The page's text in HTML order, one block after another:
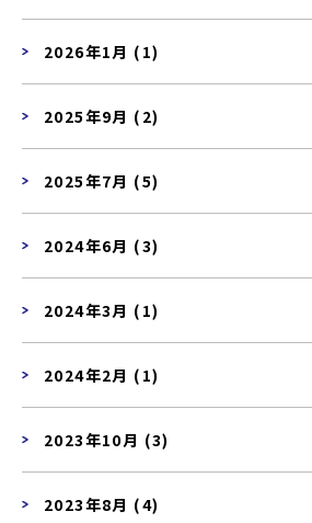
2026年1月 (1)
2025年9月 (2)
2025年7月 (5)
2024年6月 (3)
2024年3月 (1)
2024年2月 (1)
2023年10月 (3)
2023年8月 (4)